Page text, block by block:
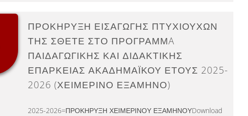
ΠΡΟΚΗΡΥΞΗ ΕΙΣΑΓΩΓΗΣ ΠΤΥΧΙΟΥΧΩΝ
ΤΗΣ ΣΘΕΤΕ ΣΤΟ ΠΡΟΓΡΑΜΜA
ΠΑΙΔΑΓΩΓΙΚΗΣ ΚΑΙ ΔΙΔΑΚΤΙΚΗΣ
ΕΠΑΡΚΕΙΑΣ ΑΚΑΔΗΜΑΪΚΟΥ ΕΤΟΥΣ 2025-
2026 (ΧΕΙΜΕΡΙΝΟ ΕΞΑΜΗΝΟ)
2025-2026=ΠΡΟΚΗΡΥΞΗ ΧΕΙΜΕΡΙΝΟΥ ΕΞΑΜΗΝΟΥDownload